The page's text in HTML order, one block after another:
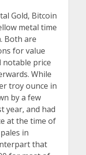
Gold, Bitcoin
metal time
Both are
for value
notable price
While
troy ounce in
by a few
year, and had
at the time of
in
that